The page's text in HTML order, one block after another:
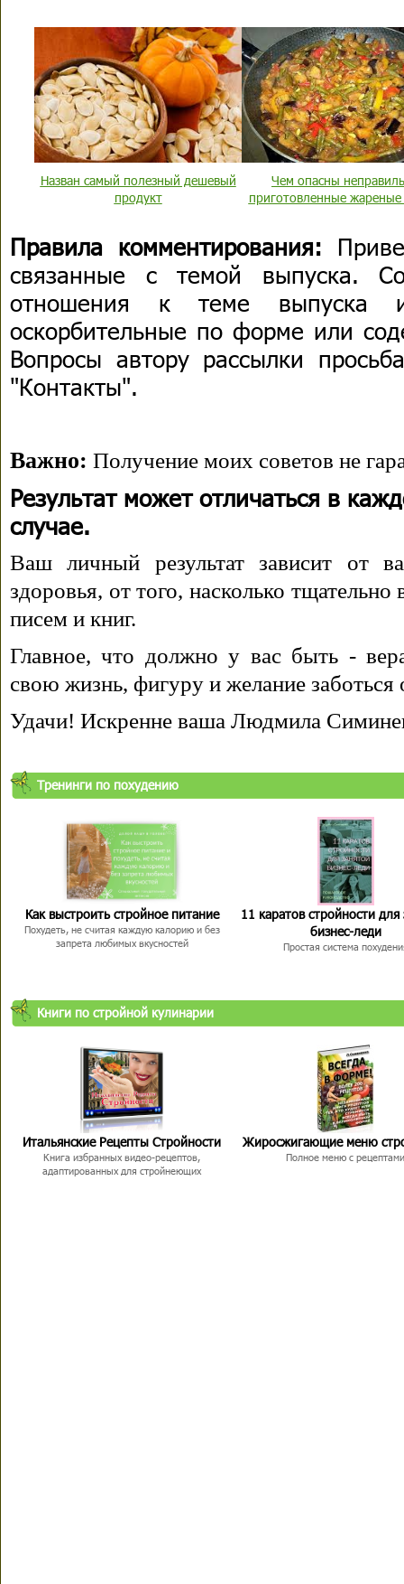
Назван самый полезный дешевый
продукт
Чем опасны
приготовленные
Правила комментирования:
связанные с темой выпуска.
отношения к теме выпуска
оскорбительные по форме или
Вопросы автору рассылки
"Контакты".
Важно: Получение моих советов не
Результат может отличаться в
случае.
Ваш личный результат зависит от
здоровья, от того, насколько
писем и книг.
Главное, что должно у вас быть -
свою жизнь, фигуру и желание заботься
Удачи! Искренне ваша Людмила
Тренинги по похудению
Как выстроить стройное питание
Похудеть, не считая каждую калорию и без
запрета любимых вкусностей
11 каратов стройности для
бизнес-леди
Простая система
Книги по стройной кулинарии
Итальянские Рецепты Стройности
Книга избранных видео-рецептов,
адаптированных для стройнеющих
Жиросжигающие меню
Полное меню с рецептами